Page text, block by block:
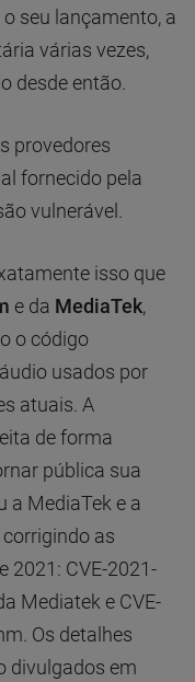
seu lançamento, a
várias vezes,
desde então.
provedores
fornecido pela
vulnerável.
isso que
e da MediaTek,
o código
usados por
atuais. A
de forma
pública sua
a MediaTek e a
as
2021: CVE-2021-
Mediatek e CVE-
Os detalhes
divulgados em